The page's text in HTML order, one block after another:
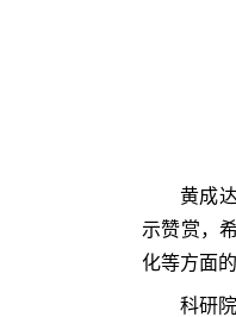
黄成
示赞赏，
化等方面
科研